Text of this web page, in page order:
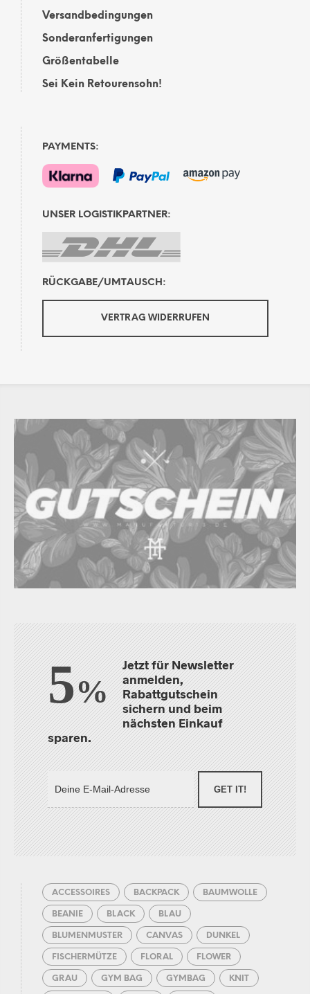
Versandbedingungen
Sonderanfertigungen
Größentabelle
Sei Kein Retourensohn!
PAYMENTS:
UNSER LOGISTIKPARTNER:
RÜCKGABE/UMTAUSCH:
VERTRAG WIDERRUFEN
5%
Jetzt für Newsletter
anmelden,
Rabattgutschein
sichern und beim
nächsten Einkauf
sparen.
GET IT!
ACCESSOIRES BACKPACK BAUMWOLLE
BEANIE BLACK BLAU
BLUMENMUSTER CANVAS DUNKEL
FISCHERMÜTZE FLORAL FLOWER
GRAU GYM BAG GYMBAG KNIT